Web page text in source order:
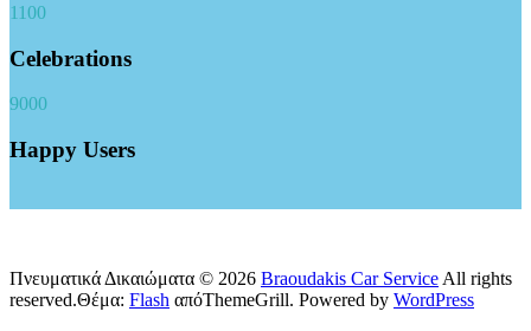
1100
Celebrations
9000
Happy Users
Πνευματικά Δικαιώματα © 2026 Braoudakis Car Service All rights
reserved.Θέμα: Flash απόThemeGrill. Powered by WordPress